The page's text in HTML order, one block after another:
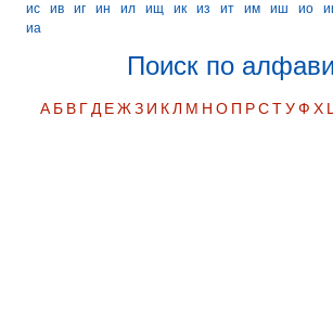
ис
ив иг ин ил ищ ик из ит им иш ио
иа
Поиск по
А Б В Г Д Е Ж З И К Л М Н О П Р С Т У Ф Х